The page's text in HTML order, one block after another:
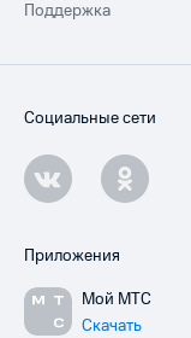
Поддержка
Социальные сети
Приложения
Мой МТС
Скачать